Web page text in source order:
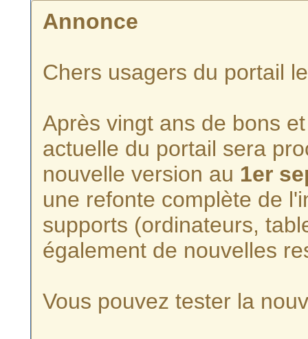
Annonce
Chers usagers du portail
Après vingt ans de bons
actuelle du portail sera
nouvelle version au 1er
une refonte complète de
supports (ordinateurs,
également de nouvelles
Vous pouvez tester la